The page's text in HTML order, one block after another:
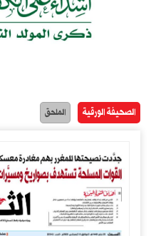
الصحيفة الورقية الملحق